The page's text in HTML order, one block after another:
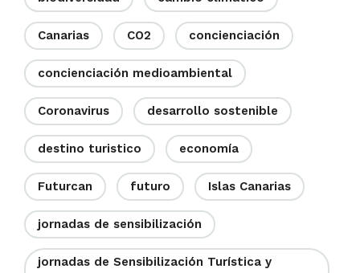
Canarias CO2 concienciación
concienciación medioambiental
Coronavirus desarrollo sostenible
destino turistico economía
Futurcan futuro Islas Canarias
jornadas de sensibilización
jornadas de Sensibilización Turística y